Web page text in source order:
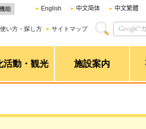
能 English 中文简体 中文繁體
使い方・探し方 サイトマップ
活動・観光 施設案内